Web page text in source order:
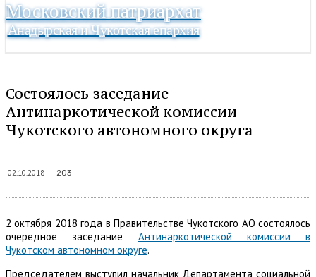
Московский патриархат
Анадырская и Чукотская епархия
Состоялось заседание
Антинаркотической комиссии
Чукотского автономного округа
02.10.2018 203
2 октября 2018 года в Правительстве Чукотского АО состоялось
очередное заседание Антинаркотической комиссии в
Чукотском автономном округе.
Председателем выступил начальник Департамента социальной